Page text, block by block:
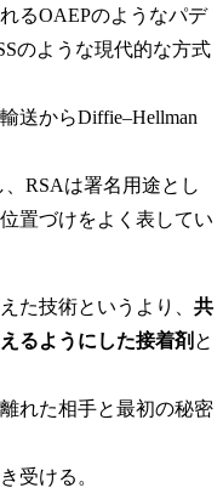
るOAEPのようなパデ
のような現代的な方式
送からDiffie–Hellman
RSAは署名用途とし
置づけをよく表してい
た技術というより、 共
るようにした接着剤 と
れた相手と最初の秘密
受ける。